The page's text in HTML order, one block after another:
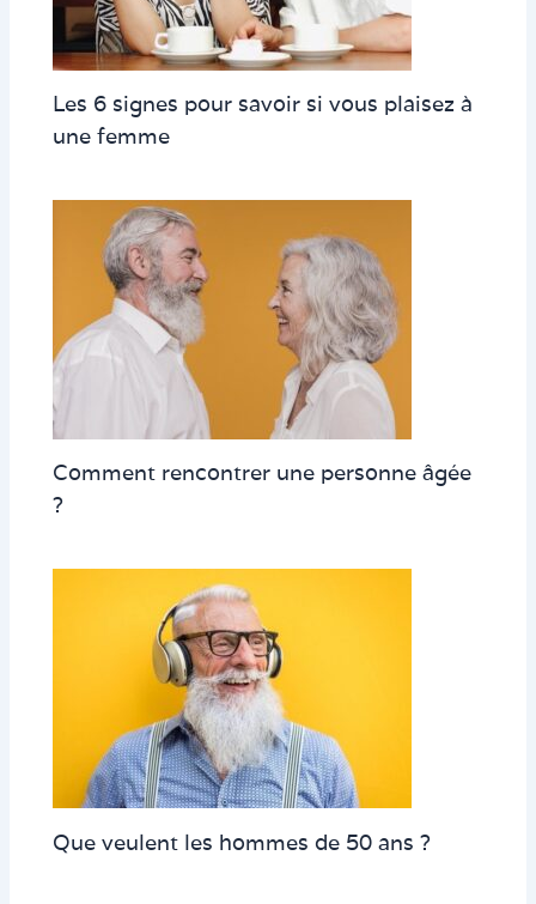
Les 6 signes pour savoir si vous plaisez à
une femme
Comment rencontrer une personne âgée
?
Que veulent les hommes de 50 ans ?